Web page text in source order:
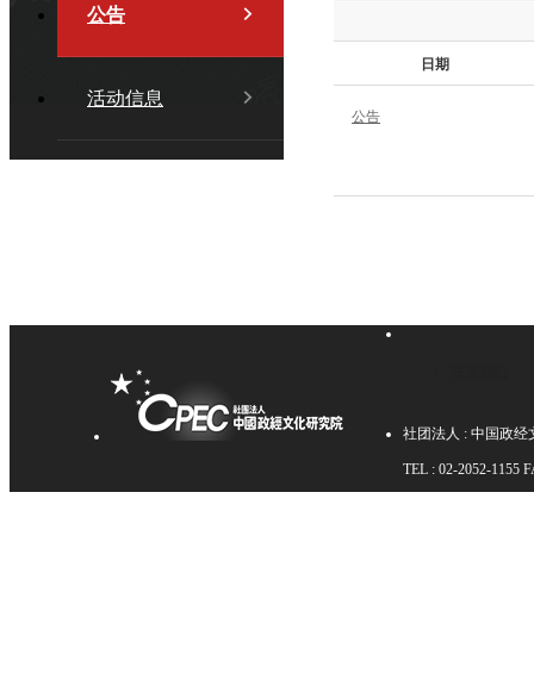
公告
活动信息
日期
公告
社团法人 : 中国政经
TEL : 02-2052-1155